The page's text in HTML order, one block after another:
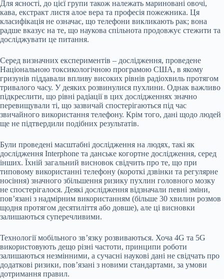
Для ясності, до цієї групи також належать мариновані овочі,
кава, екстракт листя алое вера та професія пожежника. Ця
класифікація не означає, що телефони викликають рак; вона
радше вказує на те, що наукова спільнота продовжує стежити та
досліджувати це питання.
Серед визначних експериментів – дослідження, проведене
Національною токсикологічною програмою США, в якому
гризунів піддавали впливу високих рівнів радіохвиль протягом
тривалого часу. У деяких розвинулися пухлини. Однак важливо
підкреслити, що рівні радіації в цих дослідженнях значно
перевищували ті, що зазвичай спостерігаються під час
звичайного використання телефону. Крім того, дані щодо людей
ще не підтвердили подібних результатів.
Були проведені масштабні дослідження на людях, такі як
дослідження Interphone та данське когортне дослідження, серед
інших. Їхній загальний висновок свідчить про те, що при
типовому використанні телефону (короткі дзвінки та регулярне
носіння) значного збільшення ризику пухлин головного мозку
не спостерігалося. Деякі дослідження відзначали певні зміни,
пов’язані з надмірним використанням (більше 30 хвилин розмов
щодня протягом десятиліття або довше), але ці висновки
залишаються суперечливими.
Технології мобільного зв’язку розвиваються. Хоча 4G та 5G
використовують дещо різні частоти, принципи роботи
залишаються незмінними, а сучасні наукові дані не свідчать про
додаткові ризики, пов’язані з новими стандартами, за умови
дотримання правил.